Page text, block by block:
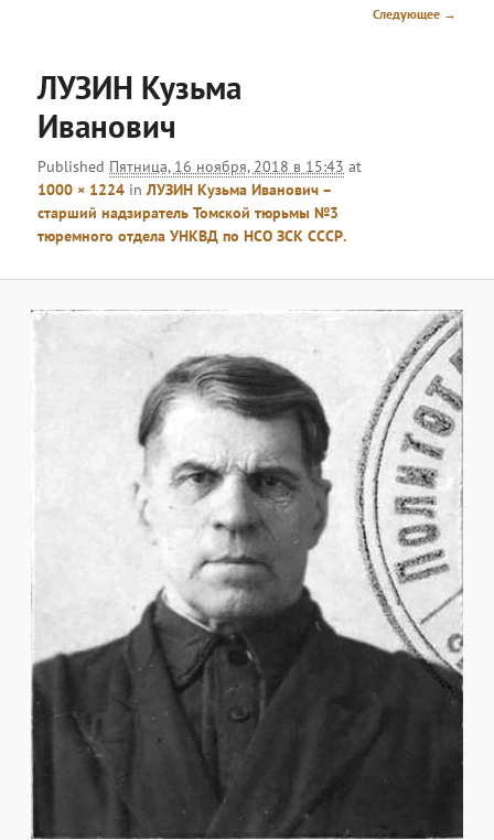
Навигация
Следующее →
ЛУЗИН Кузьма
Иванович
Published Пятница, 16 ноября, 2018 в 15:43 at
1000 × 1224 inЛУЗИН Кузьма Иванович –
старший надзиратель Томской тюрьмы №3
тюремного отдела УНКВД по НСО ЗСК СССР.